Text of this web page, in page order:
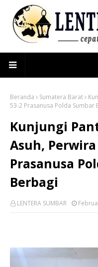
Beranda Sumatera Barat
53-2 Prasanusa Polda Sumbar
Kunjungi
Asuh, Perwira
Prasanusa
Berbagi
LENTERA SUMBAR